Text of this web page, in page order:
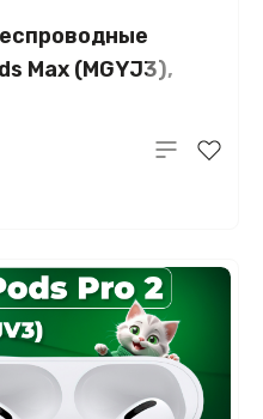
Max (MGYJ3),